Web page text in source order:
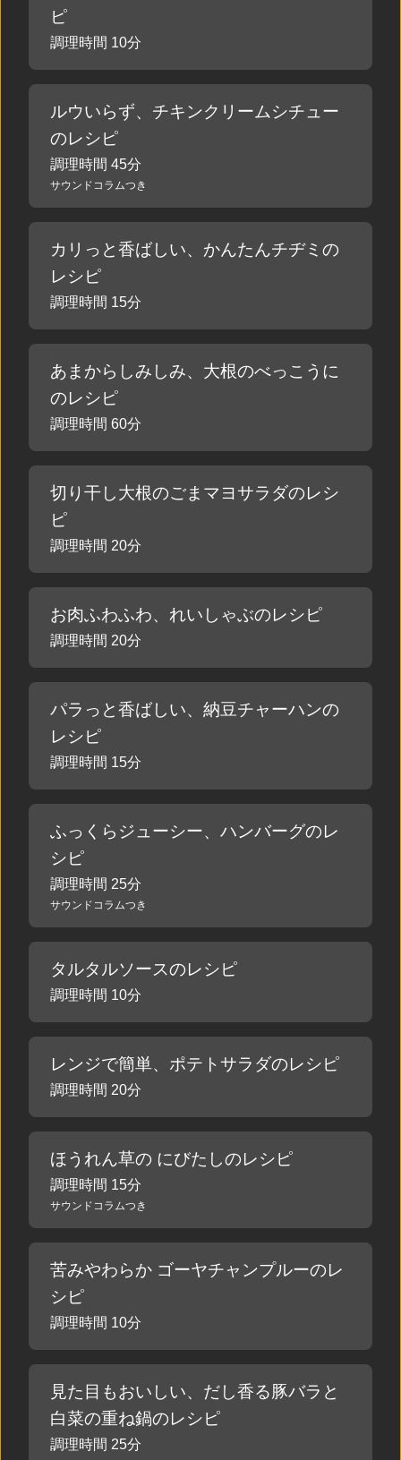
ピ
調理時間 10分
ルウいらず、チキンクリームシチュー
のレシピ
調理時間 45分
サウンドコラムつき
カリっと香ばしい、かんたんチヂミの
レシピ
調理時間 15分
あまからしみしみ、大根のべっこうに
のレシピ
調理時間 60分
切り干し大根のごまマヨサラダのレシ
ピ
調理時間 20分
お肉ふわふわ、れいしゃぶのレシピ
調理時間 20分
パラっと香ばしい、納豆チャーハンの
レシピ
調理時間 15分
ふっくらジューシー、ハンバーグのレ
シピ
調理時間 25分
サウンドコラムつき
タルタルソースのレシピ
調理時間 10分
レンジで簡単、ポテトサラダのレシピ
調理時間 20分
ほうれん草の にびたしのレシピ
調理時間 15分
サウンドコラムつき
苦みやわらか ゴーヤチャンプルーのレ
シピ
調理時間 10分
見た目もおいしい、だし香る豚バラと
白菜の重ね鍋のレシピ
調理時間 25分